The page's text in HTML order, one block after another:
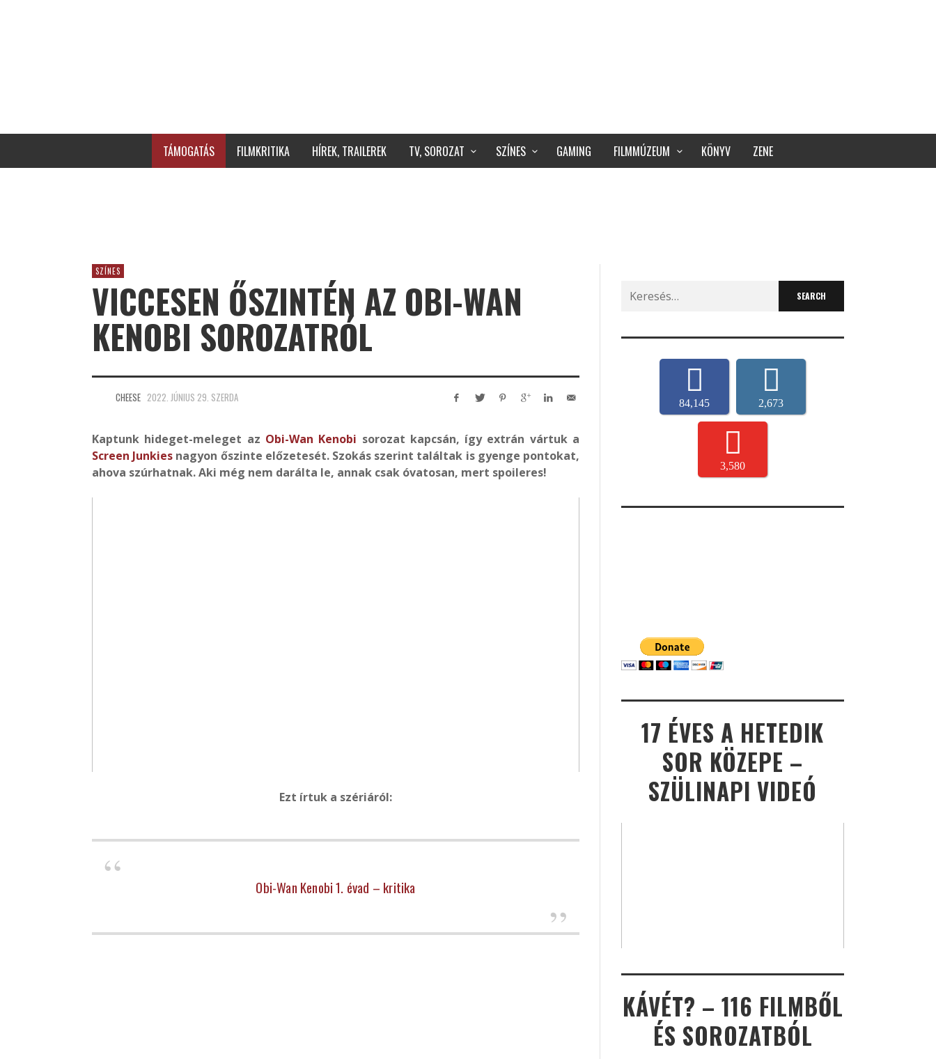
TÁMOGATÁS FILMKRITIKA HÍREK, TRAILEREK TV, SOROZAT SZÍNES GAMING FILMMÚZEUM KÖNYV ZENE
SZÍNES
VICCESEN ŐSZINTÉN AZ OBI-WAN
KENOBI SOROZATRÓL
CHEESE 2022. JÚNIUS 29. SZERDA
Kaptunk hideget-meleget az Obi-Wan Kenobi sorozat kapcsán, így extrán vártuk a
Screen Junkies nagyon őszinte előzetesét. Szokás szerint találtak is gyenge pontokat,
ahova szúrhatnak. Aki még nem darálta le, annak csak óvatosan, mert spoileres!
Ezt írtuk a szériáról:
Obi-Wan Kenobi 1. évad – kritika
Search
for:
84,145 2,673
3,580
17 ÉVES A HETEDIK
SOR KÖZEPE –
SZÜLINAPI VIDEÓ
KÁVÉT? – 116 FILMBŐL
ÉS SOROZATBÓL